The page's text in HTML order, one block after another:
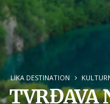
LIKA DESTINATION
TVRĐAVA